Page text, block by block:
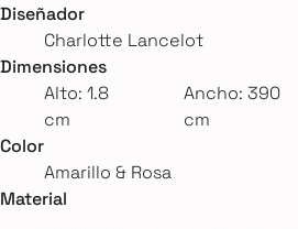
Diseñador
Charlotte Lancelot
Dimensiones
Alto: 1.8
cm
Ancho: 390
cm
Color
Amarillo & Rosa
Material